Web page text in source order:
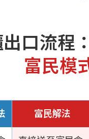
口流程
富民模
富民解法